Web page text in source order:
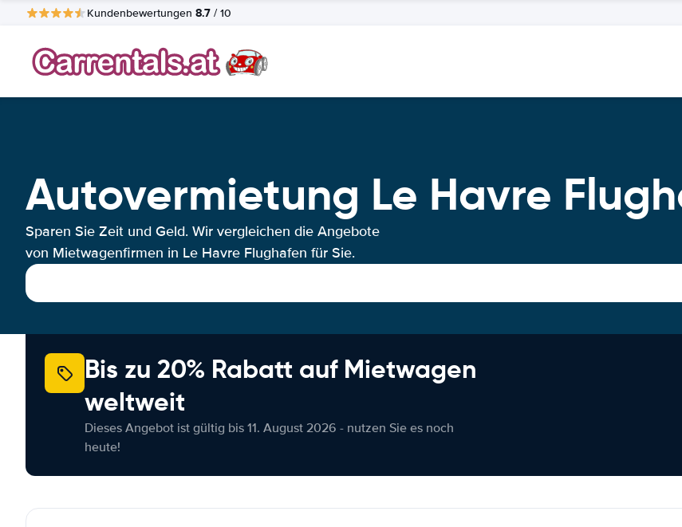
Kundenbewertungen 8.7 / 10
Autovermietung Le Havre
Sparen Sie Zeit und Geld. Wir vergleichen die Angebote
von Mietwagenfirmen in Le Havre Flughafen für Sie.
Bis zu 20% Rabatt auf Mietwagen
weltweit
Dieses Angebot ist gültig bis 11. August 2026 - nutzen Sie es noch
heute!